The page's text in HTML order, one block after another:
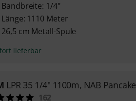
Bandbreite: 1/4"
Länge: 1110 Meter
26,5 cm Metall-Spule
lieferbar
LPR 35 1/4" 1100m, NAB Pancake
162